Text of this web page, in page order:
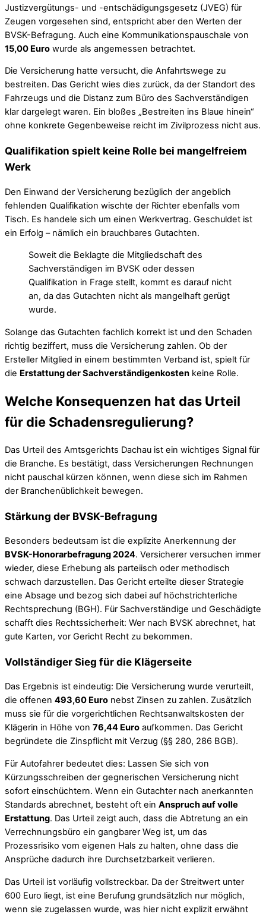
Justizvergütungs- und -entschädigungsgesetz (JVEG) für
Zeugen vorgesehen sind, entspricht aber den Werten der
BVSK-Befragung. Auch eine Kommunikationspauschale von
15,00 Euro wurde als angemessen betrachtet.
Die Versicherung hatte versucht, die Anfahrtswege zu
bestreiten. Das Gericht wies dies zurück, da der Standort des
Fahrzeugs und die Distanz zum Büro des Sachverständigen
klar dargelegt waren. Ein bloßes „Bestreiten ins Blaue hinein“
ohne konkrete Gegenbeweise reicht im Zivilprozess nicht aus.
Qualifikation spielt keine Rolle bei mangelfreiem
Werk
Den Einwand der Versicherung bezüglich der angeblich
fehlenden Qualifikation wischte der Richter ebenfalls vom
Tisch. Es handele sich um einen Werkvertrag. Geschuldet ist
ein Erfolg – nämlich ein brauchbares Gutachten.
Soweit die Beklagte die Mitgliedschaft des
Sachverständigen im BVSK oder dessen
Qualifikation in Frage stellt, kommt es darauf nicht
an, da das Gutachten nicht als mangelhaft gerügt
wurde.
Solange das Gutachten fachlich korrekt ist und den Schaden
richtig beziffert, muss die Versicherung zahlen. Ob der
Ersteller Mitglied in einem bestimmten Verband ist, spielt für
die Erstattung der Sachverständigenkosten keine Rolle.
Welche Konsequenzen hat das Urteil
für die Schadensregulierung?
Das Urteil des Amtsgerichts Dachau ist ein wichtiges Signal für
die Branche. Es bestätigt, dass Versicherungen Rechnungen
nicht pauschal kürzen können, wenn diese sich im Rahmen
der Branchenüblichkeit bewegen.
Stärkung der BVSK-Befragung
Besonders bedeutsam ist die explizite Anerkennung der
BVSK-Honorarbefragung 2024. Versicherer versuchen immer
wieder, diese Erhebung als parteiisch oder methodisch
schwach darzustellen. Das Gericht erteilte dieser Strategie
eine Absage und bezog sich dabei auf höchstrichterliche
Rechtsprechung (BGH). Für Sachverständige und Geschädigte
schafft dies Rechtssicherheit: Wer nach BVSK abrechnet, hat
gute Karten, vor Gericht Recht zu bekommen.
Vollständiger Sieg für die Klägerseite
Das Ergebnis ist eindeutig: Die Versicherung wurde verurteilt,
die offenen 493,60 Euro nebst Zinsen zu zahlen. Zusätzlich
muss sie für die vorgerichtlichen Rechtsanwaltskosten der
Klägerin in Höhe von 76,44 Euro aufkommen. Das Gericht
begründete die Zinspflicht mit Verzug (§§ 280, 286 BGB).
Für Autofahrer bedeutet dies: Lassen Sie sich von
Kürzungsschreiben der gegnerischen Versicherung nicht
sofort einschüchtern. Wenn ein Gutachter nach anerkannten
Standards abrechnet, besteht oft ein Anspruch auf volle
Erstattung. Das Urteil zeigt auch, dass die Abtretung an ein
Verrechnungsbüro ein gangbarer Weg ist, um das
Prozessrisiko vom eigenen Hals zu halten, ohne dass die
Ansprüche dadurch ihre Durchsetzbarkeit verlieren.
Das Urteil ist vorläufig vollstreckbar. Da der Streitwert unter
600 Euro liegt, ist eine Berufung grundsätzlich nur möglich,
wenn sie zugelassen wurde, was hier nicht explizit erwähnt